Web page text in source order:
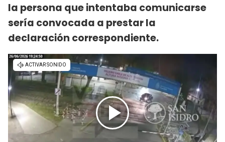
la persona que intentaba comunicarse
sería convocada a prestar la
declaración correspondiente.